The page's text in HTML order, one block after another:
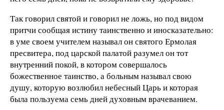
Так говорил святой и говорил не ложь, но под видом
притчи сообщая истину таинственно и иносказательно:
в уме своем учителем называл он святого Ермолая
пресвитера, под царской палатой разумел он тот
внутренний покой, в котором совершалось
божественное таинство, а больным называл свою
душу, которую возлюбил небесный Царь и которая
была пользуема семь дней духовным врачеванием.